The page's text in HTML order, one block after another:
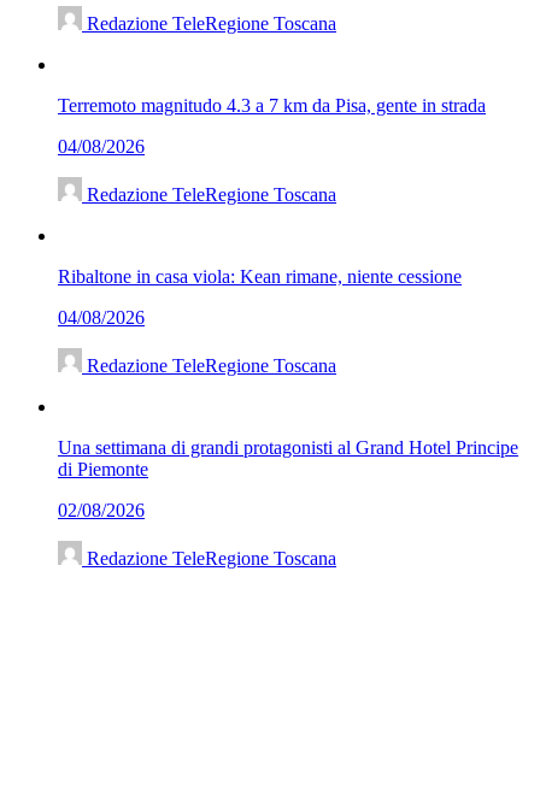
Redazione TeleRegione Toscana
Terremoto magnitudo 4.3 a 7 km da Pisa, gente in strada
04/08/2026
Redazione TeleRegione Toscana
Ribaltone in casa viola: Kean rimane, niente cessione
04/08/2026
Redazione TeleRegione Toscana
Una settimana di grandi protagonisti al Grand Hotel Principe
di Piemonte
02/08/2026
Redazione TeleRegione Toscana